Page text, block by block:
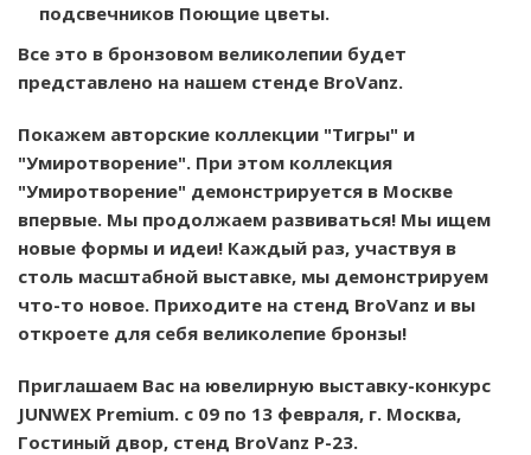
подсвечников Поющие цветы.
Все это в бронзовом великолепии будет
представлено на нашем стенде BroVanz.
Покажем авторские коллекции "Тигры" и
"Умиротворение". При этом коллекция
"Умиротворение" демонстрируется в Москве
впервые. Мы продолжаем развиваться! Мы ищем
новые формы и идеи! Каждый раз, участвуя в
столь масштабной выставке, мы демонстрируем
что-то новое. Приходите на стенд BroVanz и вы
откроете для себя великолепие бронзы!
Приглашаем Вас на ювелирную выставку-конкурс
JUNWEX Premium. с 09 по 13 февраля, г. Москва,
Гостиный двор, стенд BroVanz Р-23.